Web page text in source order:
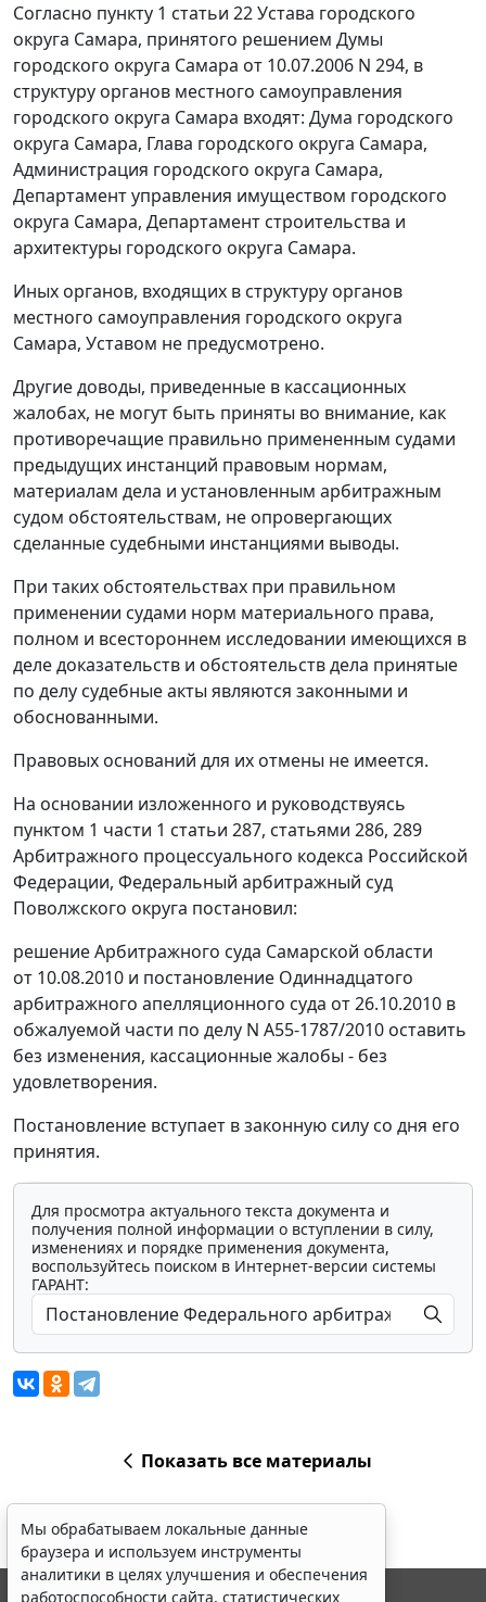
Согласно пункту 1 статьи 22Устава городского
округа Самара, принятого решением Думы
городского округа Самара от 10.07.2006 N 294, в
структуру органов местного самоуправления
городского округа Самара входят: Дума городского
округа Самара, Глава городского округа Самара,
Администрация городского округа Самара,
Департамент управления имуществом городского
округа Самара, Департамент строительства и
архитектуры городского округа Самара.
Иных органов, входящих в структуру органов
местного самоуправления городского округа
Самара, Уставом не предусмотрено.
Другие доводы, приведенные в кассационных
жалобах, не могут быть приняты во внимание, как
противоречащие правильно примененным судами
предыдущих инстанций правовым нормам,
материалам дела и установленным арбитражным
судом обстоятельствам, не опровергающих
сделанные судебными инстанциями выводы.
При таких обстоятельствах при правильном
применении судами норм материального права,
полном и всестороннем исследовании имеющихся в
деле доказательств и обстоятельств дела принятые
по делу судебные акты являются законными и
обоснованными.
Правовых оснований для их отмены не имеется.
На основании изложенного и руководствуясь
пунктом 1 части 1 статьи 287, статьями 286, 289
Арбитражного процессуального кодекса Российской
Федерации, Федеральный арбитражный суд
Поволжского округа постановил:
решение Арбитражного суда Самарской области
от 10.08.2010 и постановление Одиннадцатого
арбитражного апелляционного суда от 26.10.2010 в
обжалуемой части по делу N А55-1787/2010 оставить
без изменения, кассационные жалобы - без
удовлетворения.
Постановление вступает в законную силу со дня его
принятия.
Для просмотра актуального текста документа и
получения полной информации о вступлении в силу,
изменениях и порядке применения документа,
воспользуйтесь поиском в Интернет-версии системы
ГАРАНТ:
Показать все материалы
Мы обрабатываем локальные данные
браузера и используем инструменты
аналитики в целях улучшения и обеспечения
работоспособности сайта, статистических